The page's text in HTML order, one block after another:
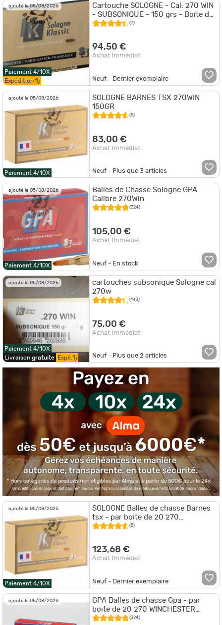
ajouté le 05/08/2026
Paiement 4/10X
Expédition 1j
Cartouche SOLOGNE - Cal: 270 WIN
- SUBSONIQUE - 150 grs - Boite de
20 cartouches
(7)
94,50 €
Achat Immédiat
Neuf - Dernier exemplaire
ajouté le 05/08/2026
Paiement 4/10X
SOLOGNE BARNES TSX 270WIN
150GR
(5)
83,00 €
Achat Immédiat
Neuf - Plus que3 articles
ajouté le 05/08/2026
Paiement 4/10X
Balles de Chasse Sologne GPA
Calibre 270Win
(324)
105,00 €
Achat Immédiat
Neuf - En stock
ajouté le 05/08/2026
Paiement 4/10X
Livraison gratuite Expé. 1j
cartouches subsonique Sologne cal
270w
(143)
75,00 €
Achat Immédiat
Neuf - Plus que2 articles
ajouté le 05/08/2026
Paiement 4/10X
SOLOGNE Balles de chasse Barnes
tsx - par boite de 20 270
(5)
123,68 €
Achat Immédiat
Neuf - Dernier exemplaire
ajouté le 05/08/2026
GPA Balles de chasse Gpa - par
boite de 20 270 WINCHESTER
132Gr
(324)